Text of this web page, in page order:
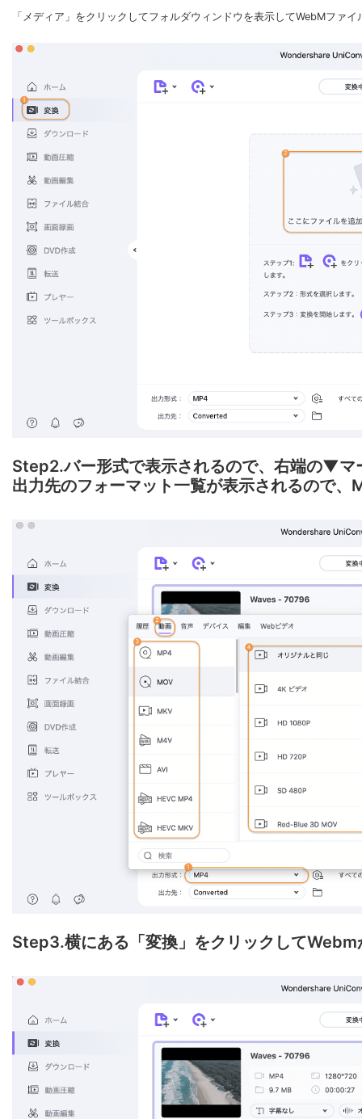
「メディア」をクリックしてフォルダウィンドウを表示してWebMファ
Step2.バー形式で表示されるので、右端の▼マ
出力先のフォーマット一覧が表示されるので、
Step3.横にある「変換」をクリックして